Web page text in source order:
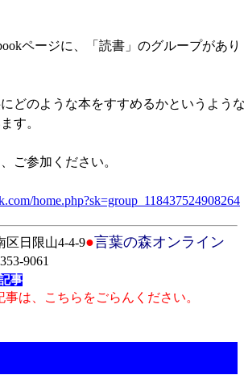
ページに、「読書」のグループがあり
どのような本をすすめるかというよう
す。
ご参加ください。
home.php?sk=group_118437524908264
区日限山4-4-9●言葉の森オンライン
9061
事
事は、こちらをごらんください。